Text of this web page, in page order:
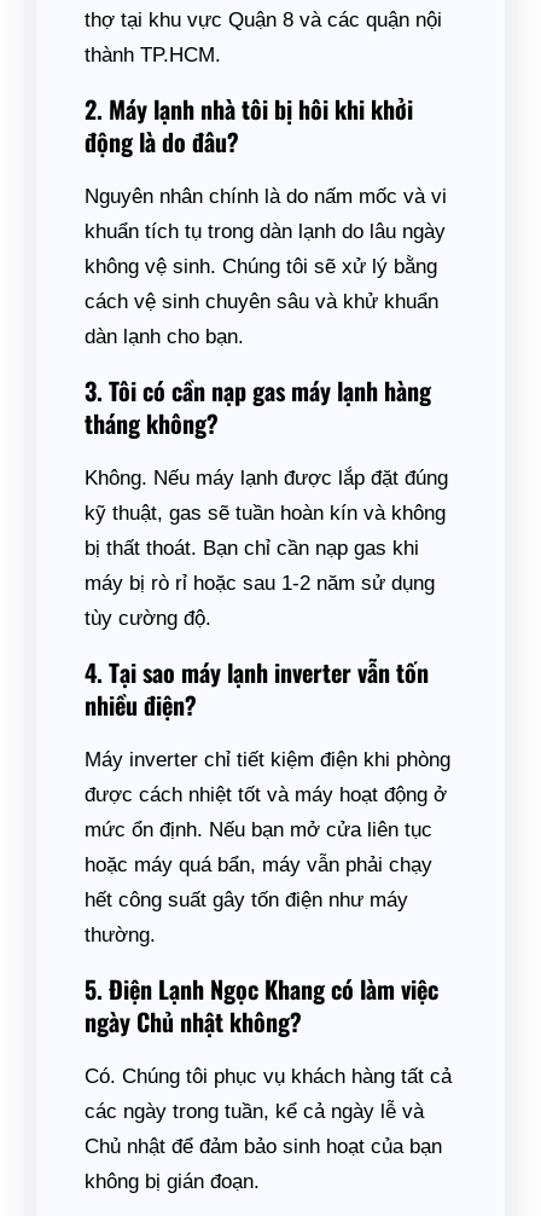
thợ tại khu vực Quận 8 và các quận nội
thành TP.HCM.
2. Máy lạnh nhà tôi bị hôi khi khởi
động là do đâu?
Nguyên nhân chính là do nấm mốc và vi
khuẩn tích tụ trong dàn lạnh do lâu ngày
không vệ sinh. Chúng tôi sẽ xử lý bằng
cách vệ sinh chuyên sâu và khử khuẩn
dàn lạnh cho bạn.
3. Tôi có cần nạp gas máy lạnh hàng
tháng không?
Không. Nếu máy lạnh được lắp đặt đúng
kỹ thuật, gas sẽ tuần hoàn kín và không
bị thất thoát. Bạn chỉ cần nạp gas khi
máy bị rò rỉ hoặc sau 1-2 năm sử dụng
tùy cường độ.
4. Tại sao máy lạnh inverter vẫn tốn
nhiều điện?
Máy inverter chỉ tiết kiệm điện khi phòng
được cách nhiệt tốt và máy hoạt động ở
mức ổn định. Nếu bạn mở cửa liên tục
hoặc máy quá bẩn, máy vẫn phải chạy
hết công suất gây tốn điện như máy
thường.
5. Điện Lạnh Ngọc Khang có làm việc
ngày Chủ nhật không?
Có. Chúng tôi phục vụ khách hàng tất cả
các ngày trong tuần, kể cả ngày lễ và
Chủ nhật để đảm bảo sinh hoạt của bạn
không bị gián đoạn.